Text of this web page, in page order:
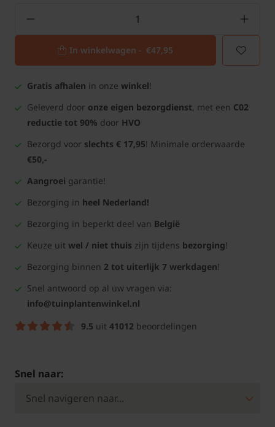
In winkelwagen - €47,95
Gratis afhalen in onze winkel!
Geleverd door onze eigen bezorgdienst, met een C02
reductie tot 90% door HVO
Bezorgd voor slechts € 17,95! Minimale orderwaarde
€50,-
Aangroei garantie!
Bezorging in heel Nederland!
Bezorging in beperkt deel van België
Keuze uit wel / niet thuis zijn tijdens bezorging!
Bezorging binnen 2 tot uiterlijk 7 werkdagen!
Snel antwoord op al uw vragen via:
info@tuinplantenwinkel.nl
9.5 uit 41012 beoordelingen
Snel naar: